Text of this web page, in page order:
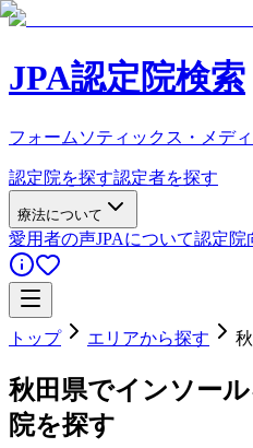
JPA認定院検索
フォームソティックス・メデ
認定院を探す認定者を探す
療法について
愛用者の声JPAについて認定院
トップ エリアから探す
秋田県でインソー
院を探す